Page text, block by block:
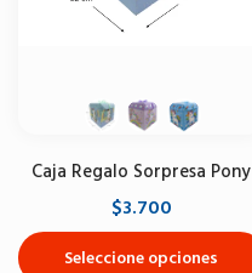
Caja Regalo Sorpresa Pony
$3.700
Seleccione opciones